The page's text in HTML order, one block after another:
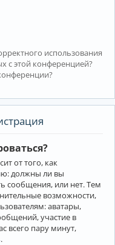
использования
с этой конференцией?
от того, как
должны ли вы
сообщения, или нет. Тем
возможности,
аватары,
участие в
всего пару минут,